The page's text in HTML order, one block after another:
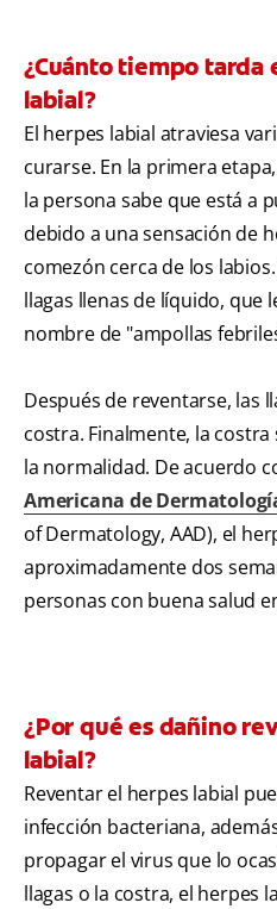
¿Cuánto tiempo tarda
labial?
El herpes labial atraviesa
curarse. En la primera
la persona sabe que está a
debido a una sensación de
comezón cerca de los
llagas llenas de líquido, que
nombre de "ampollas
Después de reventarse, las
costra. Finalmente, la costra
la normalidad. De acuerdo
Americana de
of Dermatology, AAD), el
aproximadamente dos
personas con buena salud
¿Por qué es dañino
labial?
Reventar el herpes labial
infección bacteriana,
propagar el virus que lo
llagas o la costra, el herpes